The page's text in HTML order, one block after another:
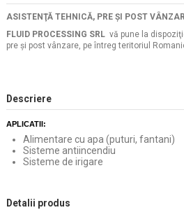
ASISTENŢĂ TEHNICĂ, PRE ŞI POST
FLUID PROCESSING SRL vă pune la
pre şi post vânzare, pe întreg teritoriul
Descriere
APLICATII:
Alimentare cu apa (puturi, fantani)
Sisteme antiincendiu
Sisteme de irigare
Detalii produs